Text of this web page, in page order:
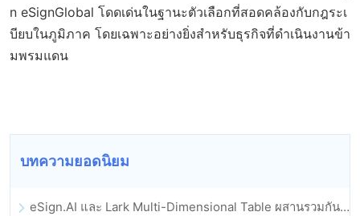
n eSignGlobal โดดเด่นในฐานะตัวเลือกที่สอดคล้องกับกฎระเ
บียบในภูมิภาค โดยเฉพาะอย่างยิ่งสำหรับธุรกิจที่ดำเนินงานข้า
มพรมแดน
บทความยอดนิยม
eSign.AI และ Lark Multi-Dimensional Table ผสานรวมกันอย่างเป็นทางการ: การลงนามและการเก็บถาวรสัญญาอิเล็กทรอนิกส์แบบอัตโนมัติเต็มรูปแบบ